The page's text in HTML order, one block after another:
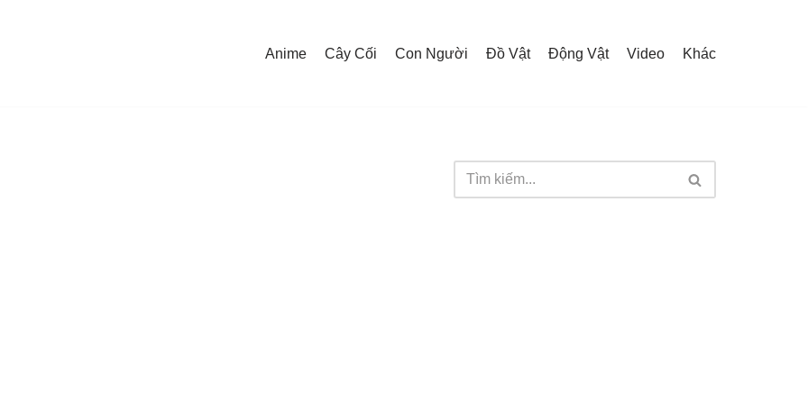
Anime Cây Cối Con Người Đồ Vật Động Vật Video Khác